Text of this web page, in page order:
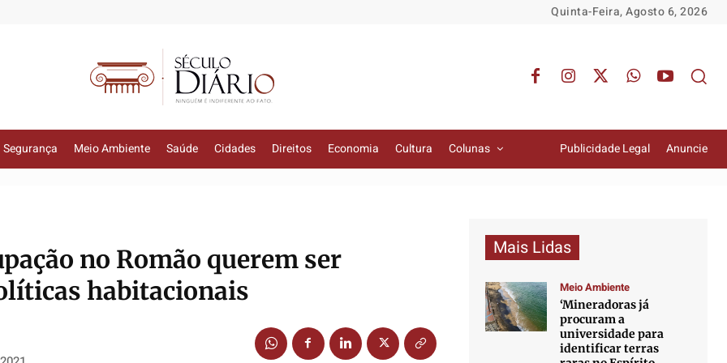
Quinta-Feira, Agosto 6, 2026
Segurança Meio Ambiente Saúde Cidades Direitos Economia Cultura Colunas Publicidade Legal Anuncie
no Romão querem ser
habitacionais
Mais Lidas
Meio Ambiente
‘Mineradoras já
procuram a
universidade para
identificar terras